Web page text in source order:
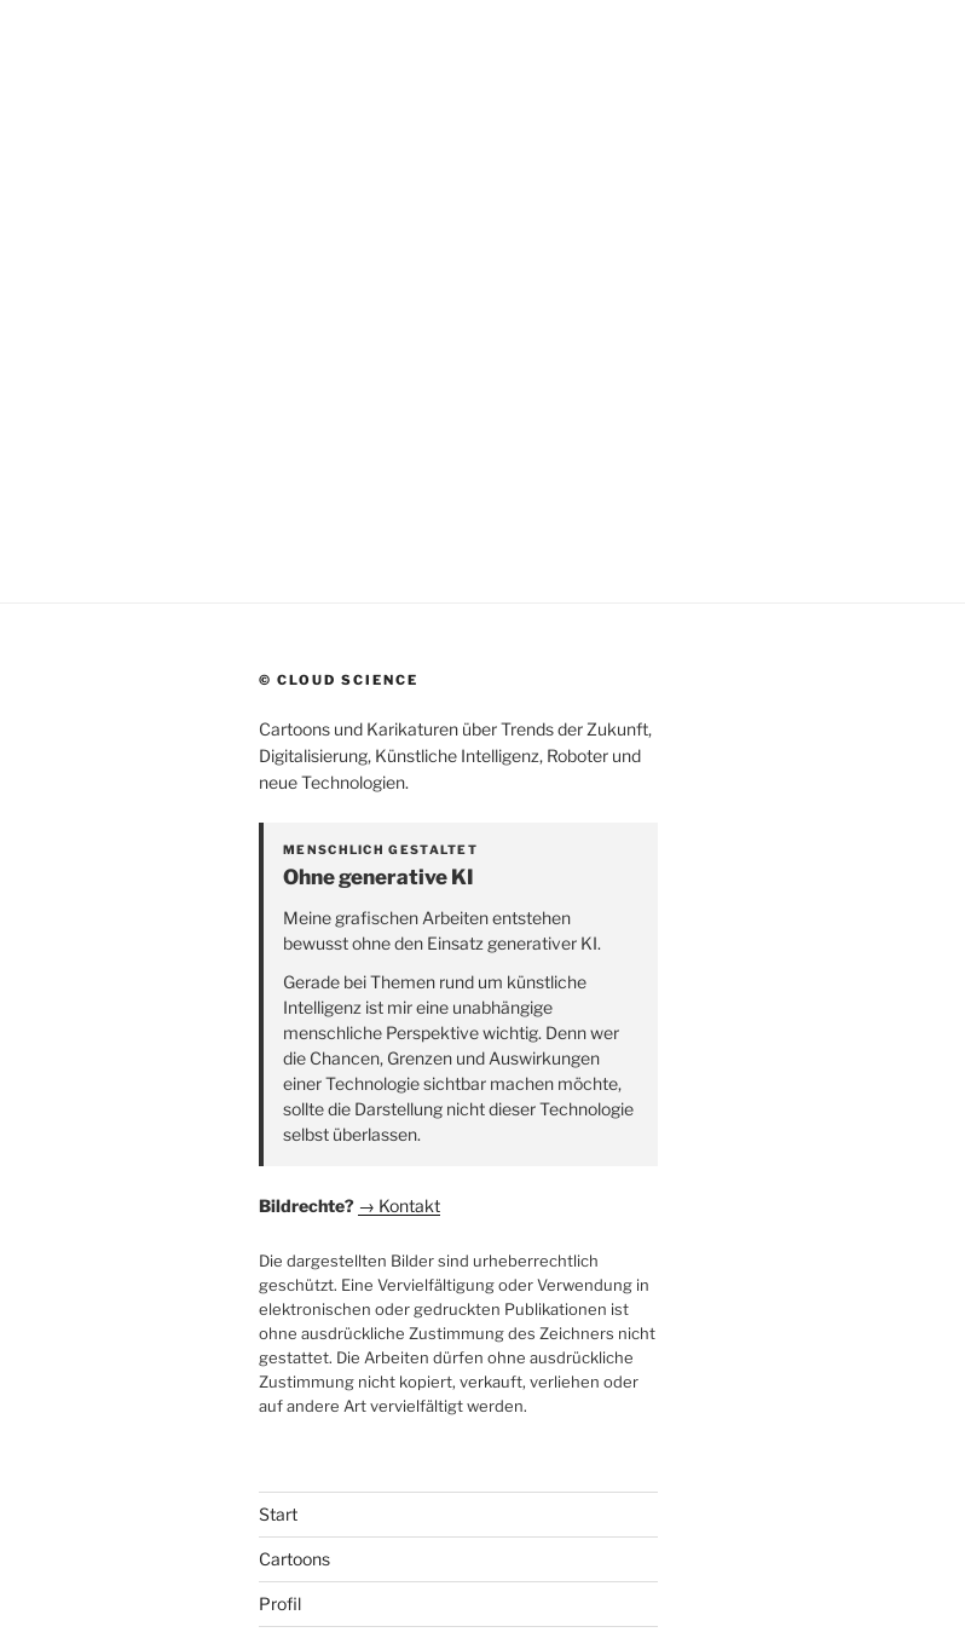
© CLOUD SCIENCE
Cartoons und Karikaturen über Trends der Zukunft,
Digitalisierung, Künstliche Intelligenz, Roboter und
neue Technologien.
MENSCHLICH GESTALTET
Ohne generative KI
Meine grafischen Arbeiten entstehen
bewusst ohne den Einsatz generativer KI.
Gerade bei Themen rund um künstliche
Intelligenz ist mir eine unabhängige
menschliche Perspektive wichtig. Denn wer
die Chancen, Grenzen und Auswirkungen
einer Technologie sichtbar machen möchte,
sollte die Darstellung nicht dieser Technologie
selbst überlassen.
Bildrechte? → Kontakt
Die dargestellten Bilder sind urheberrechtlich
geschützt. Eine Vervielfältigung oder Verwendung in
elektronischen oder gedruckten Publikationen ist
ohne ausdrückliche Zustimmung des Zeichners nicht
gestattet. Die Arbeiten dürfen ohne ausdrückliche
Zustimmung nicht kopiert, verkauft, verliehen oder
auf andere Art vervielfältigt werden.
Start
Cartoons
Profil